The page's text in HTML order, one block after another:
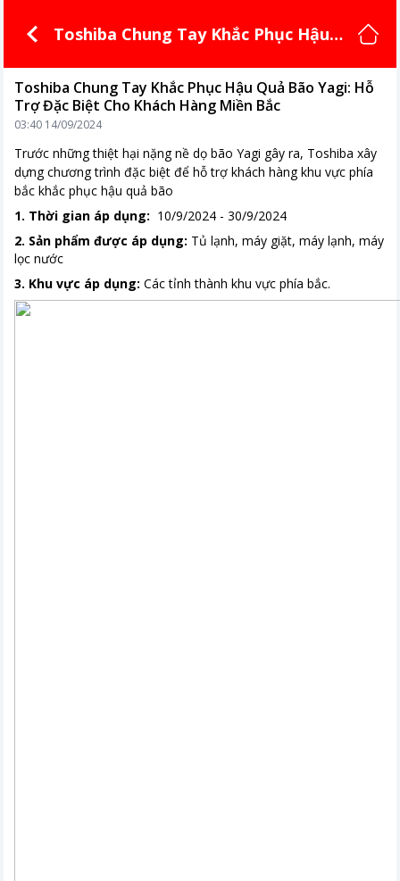
Toshiba Chung Tay Khắc Phục Hậu Q
ách Hàng Miền Bắc
Toshiba Chung Tay Khắc Phục Hậu Quả Bão Yagi: Hỗ
Trợ Đặc Biệt Cho Khách Hàng Miền Bắc
03:40 14/09/2024
Trước những thiệt hại nặng nề dọ bão Yagi gây ra, Toshiba xây
dựng chương trình đặc biệt để hỗ trợ khách hàng khu vực phía
bắc khắc phục hậu quả bão
1. Thời gian áp dụng: 10/9/2024 - 30/9/2024
2. Sản phẩm được áp dụng: Tủ lạnh, máy giặt, máy lạnh, máy
lọc nước
3. Khu vực áp dụng: Các tỉnh thành khu vực phía bắc.